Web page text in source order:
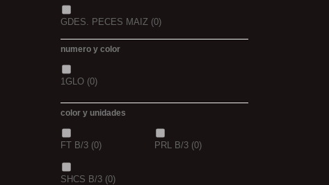
GDES. PECES MAIZ (0)
GDES. PECES SCOPEX
TIGERNUTS
numero y color
1GLO (0)
color y unidades
FT B/3 (0) PRL B/3 (0)
SHCS B/3 (0)